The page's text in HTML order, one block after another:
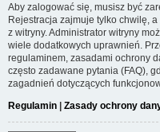
Aby zalogować się, musisz być
Rejestracja zajmuje tylko chwilę,
z witryny. Administrator witryny
wiele dodatkowych uprawnień.
regulaminem, zasadami ochrony
często zadawane pytania (FAQ),
zagadnień dotyczących
Regulamin | Zasady ochrony